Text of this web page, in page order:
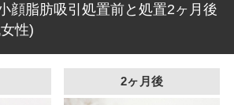
顔脂肪吸引処置前と処置2ヶ月後
性)
2ヶ月後